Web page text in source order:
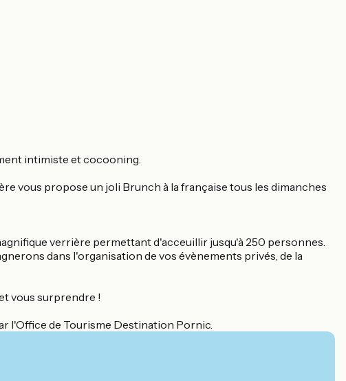
intimiste et cocooning.
vous propose un joli Brunch à la française tous les dimanches
verrière permettant d'acceuillir jusqu'à 250 personnes.
dans l'organisation de vos évènements privés, de la
vous surprendre !
l'Office de Tourisme Destination Pornic.